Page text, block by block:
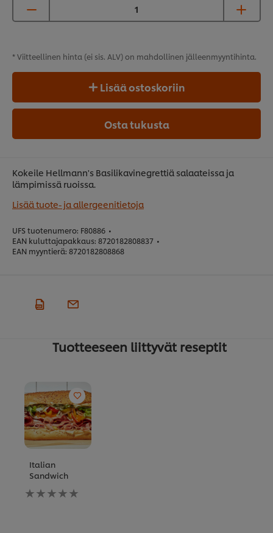
* Viitteellinen hinta (ei sis. ALV) on mahdollinen jälleenmyyntihinta.
Lisää ostoskoriin
Osta tukusta
Kokeile Hellmann's Basilikavinegrettiä salaateissa ja
lämpimissä ruoissa.
Lisää tuote- ja allergeenitietoja
UFS tuotenumero: F80886 •
EAN kuluttajapakkaus: 8720182808837 •
EAN myyntierä: 8720182808868
Tuotteeseen liittyvät reseptit
Italian
Sandwich
Ei
arvioita